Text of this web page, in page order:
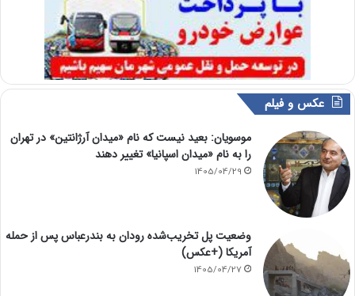
عکس و فیلم
موسویان: بعید نیست که نام «میدان آرژانتین» در تهران
را به نام «میدان اسپانیا» تغییر دهند
1405/04/29
وضعیت پل تخریب‌شده رودان به بندرعباس پس از حمله
آمریکا (+عکس)
1405/04/27